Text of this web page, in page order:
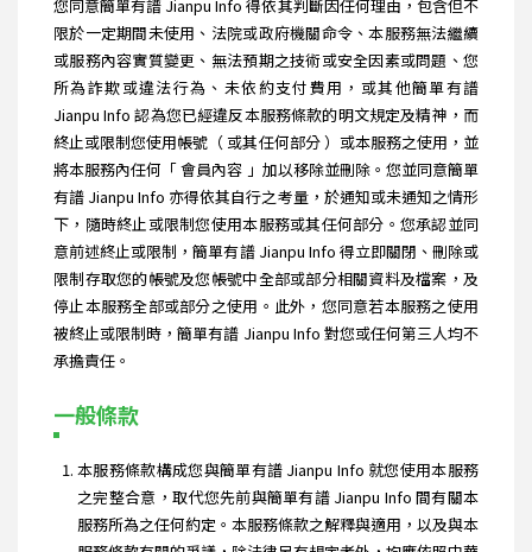
您同意簡單有譜 Jianpu Info 得依其判斷因任何理由，包含但不
限於一定期間未使用、法院或政府機關命令、本服務無法繼續
或服務內容實質變更、無法預期之技術或安全因素或問題、您
所為詐欺或違法行為、未依約支付費用，或其他簡單有譜
Jianpu Info 認為您已經違反本服務條款的明文規定及精神，而
終止或限制您使用帳號（ 或其任何部分 ）或本服務之使用，並
將本服務內任何「 會員內容 」加以移除並刪除。您並同意簡單
有譜 Jianpu Info 亦得依其自行之考量，於通知或未通知之情形
下，隨時終止或限制您使用本服務或其任何部分。您承認並同
意前述終止或限制，簡單有譜 Jianpu Info 得立即關閉、刪除或
限制存取您的帳號及您帳號中全部或部分相關資料及檔案，及
停止本服務全部或部分之使用。此外，您同意若本服務之使用
被終止或限制時，簡單有譜 Jianpu Info 對您或任何第三人均不
承擔責任。
一般條款
本服務條款構成您與簡單有譜 Jianpu Info 就您使用本服務
之完整合意，取代您先前與簡單有譜 Jianpu Info 間有關本
服務所為之任何約定。本服務條款之解釋與適用，以及與本